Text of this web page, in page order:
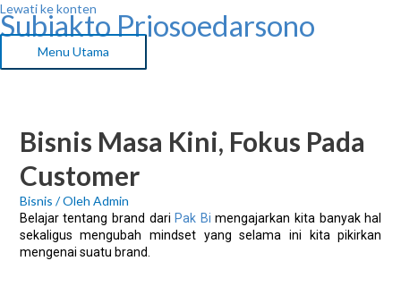
Lewati ke konten
Subiakto Priosoedarsono
Menu Utama
Bisnis Masa Kini, Fokus Pada
Customer
Bisnis / Oleh Admin
Belajar tentang brand dari Pak Bi mengajarkan kita banyak hal
sekaligus mengubah mindset yang selama ini kita pikirkan
mengenai suatu brand.